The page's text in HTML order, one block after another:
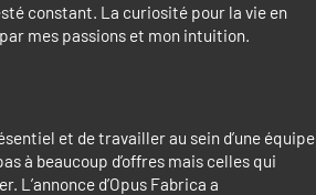
constant. La curiosité pour la vie en
mes passions et mon intuition.
et de travailler au sein d’une équipe
à beaucoup d’offres mais celles qui
d’Opus Fabrica a